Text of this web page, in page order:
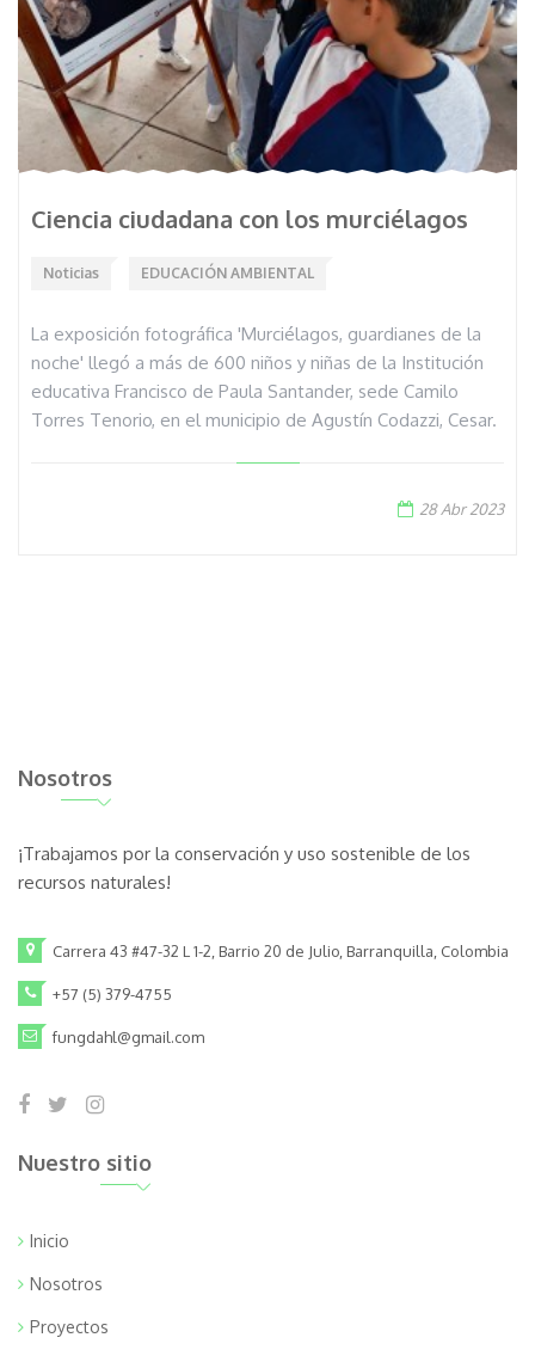
Ciencia ciudadana con los murciélagos
Noticias EDUCACIÓN AMBIENTAL
La exposición fotográfica 'Murciélagos, guardianes de la
noche' llegó a más de 600 niños y niñas de la Institución
educativa Francisco de Paula Santander, sede Camilo
Torres Tenorio, en el municipio de Agustín Codazzi, Cesar.
28 Abr 2023
Nosotros
¡Trabajamos por la conservación y uso sostenible de los
recursos naturales!
Carrera 43 #47-32 L 1-2, Barrio 20 de Julio, Barranquilla, Colombia
+57 (5) 379-4755
fungdahl@gmail.com
Nuestro sitio
Inicio
Nosotros
Proyectos